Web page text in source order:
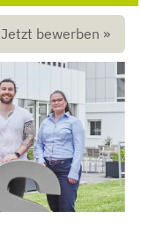
Jetzt bewerben »